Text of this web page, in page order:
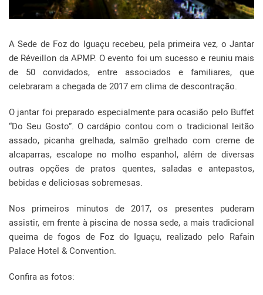
A Sede de Foz do Iguaçu recebeu, pela primeira vez, o Jantar
de Réveillon da APMP. O evento foi um sucesso e reuniu mais
de 50 convidados, entre associados e familiares, que
celebraram a chegada de 2017 em clima de descontração.
O jantar foi preparado especialmente para ocasião pelo Buffet
“Do Seu Gosto”. O cardápio contou com o tradicional leitão
assado, picanha grelhada, salmão grelhado com creme de
alcaparras, escalope no molho espanhol, além de diversas
outras opções de pratos quentes, saladas e antepastos,
bebidas e deliciosas sobremesas.
Nos primeiros minutos de 2017, os presentes puderam
assistir, em frente à piscina de nossa sede, a mais tradicional
queima de fogos de Foz do Iguaçu, realizado pelo Rafain
Palace Hotel & Convention.
Confira as fotos: